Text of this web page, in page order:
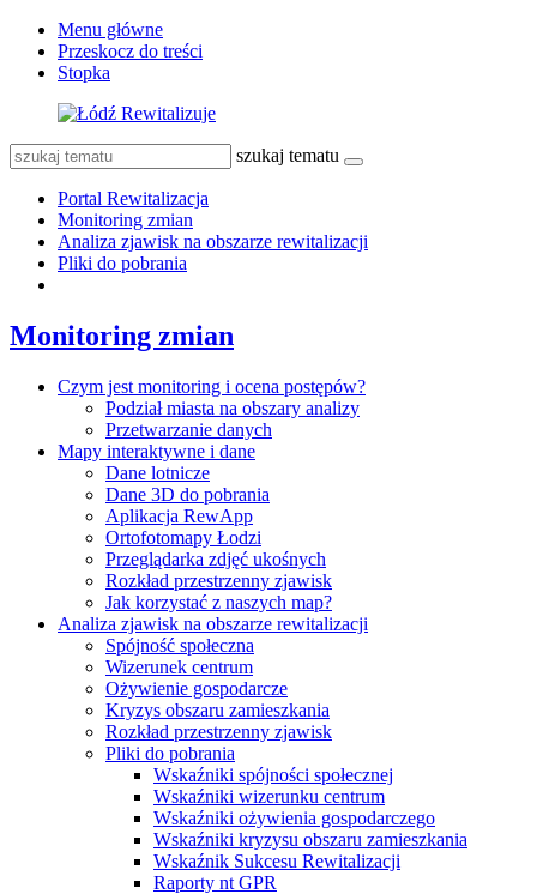
Menu główne
Przeskocz do treści
Stopka
szukaj tematu
Portal Rewitalizacja
Monitoring zmian
Analiza zjawisk na obszarze rewitalizacji
Pliki do pobrania
Monitoring zmian
Czym jest monitoring i ocena postępów?
Podział miasta na obszary analizy
Przetwarzanie danych
Mapy interaktywne i dane
Dane lotnicze
Dane 3D do pobrania
Aplikacja RewApp
Ortofotomapy Łodzi
Przeglądarka zdjęć ukośnych
Rozkład przestrzenny zjawisk
Jak korzystać z naszych map?
Analiza zjawisk na obszarze rewitalizacji
Spójność społeczna
Wizerunek centrum
Ożywienie gospodarcze
Kryzys obszaru zamieszkania
Rozkład przestrzenny zjawisk
Pliki do pobrania
Wskaźniki spójności społecznej
Wskaźniki wizerunku centrum
Wskaźniki ożywienia gospodarczego
Wskaźniki kryzysu obszaru zamieszkania
Wskaźnik Sukcesu Rewitalizacji
Raporty nt GPR